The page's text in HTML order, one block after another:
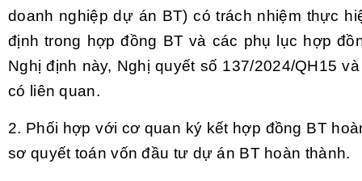
doanh nghiệp dự án BT) có trách nhiệm thực
định trong hợp đồng BT và các phụ lục hợp
Nghị định này, Nghị quyết số 137/2024/QH15
có liên quan.
2. Phối hợp với cơ quan ký kết hợp đồng BT
sơ quyết toán vốn đầu tư dự án BT hoàn thành.